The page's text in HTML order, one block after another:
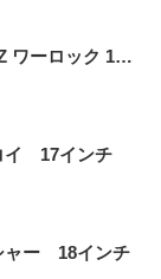
フォード F-150 ラプター ｘ ウルトラ 217BZ ワーロック 17インチ
イ 17インチ
ャー 18インチ